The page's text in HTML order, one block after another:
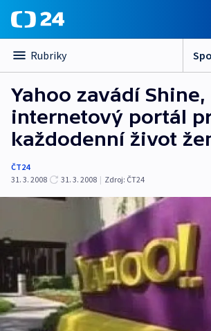
Rubriky
Yahoo zavádí Shine,
internetový portál
každodenní život
ČT24
31. 3. 2008
31. 3. 2008 | Zdroj: ČT24